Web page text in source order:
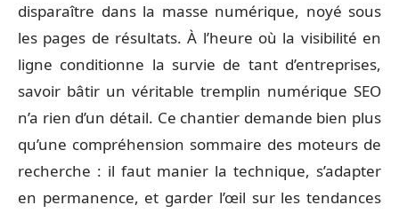
disparaître dans la masse numérique, noyé sous
les pages de résultats. À l’heure où la visibilité en
ligne conditionne la survie de tant d’entreprises,
savoir bâtir un véritable tremplin numérique SEO
n’a rien d’un détail. Ce chantier demande bien plus
qu’une compréhension sommaire des moteurs de
recherche : il faut manier la technique, s’adapter
en permanence, et garder l’œil sur les tendances